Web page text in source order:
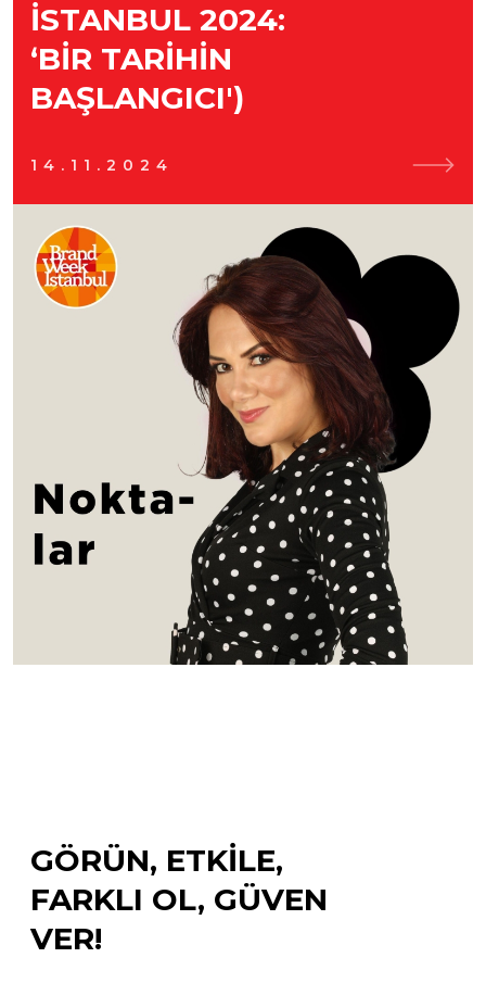
İSTANBUL 2024:
‘BIR TARIHIN
BAŞLANGICI')
14.11.2024
GÖRÜN, ETKILE,
FARKLI OL, GÜVEN
VER!